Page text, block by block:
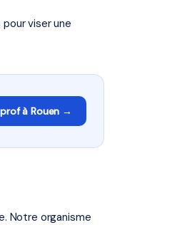
viser une
à Rouen →
Notre organisme